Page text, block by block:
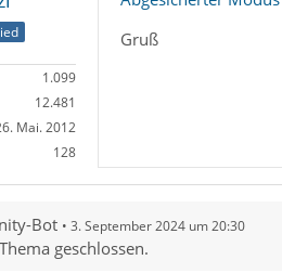
1.099
12.481
Mai. 2012
128
Gruß
Bot 3. September 2024 um 20:30
geschlossen.